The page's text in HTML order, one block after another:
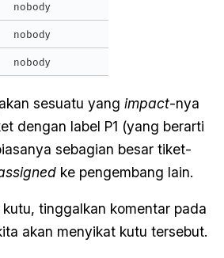
sesuatu yangimpact-nya
dengan label P1 (yang berarti
sebagian besar tiket-
ke pengembang lain.
tinggalkan komentar pada
akan menyikat kutu tersebut.